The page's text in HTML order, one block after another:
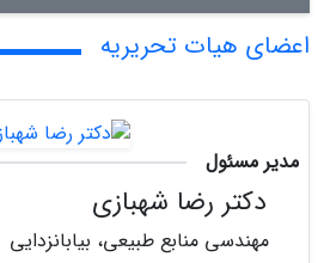
اعضای هیات تحریریه
مدیر مسئول
دکتر رضا شهبازی
مهندسی منابع طبیعی، بیابانزدایی